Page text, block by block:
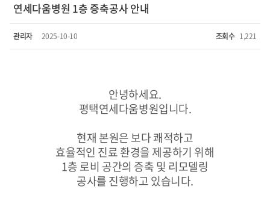
연세다움병원 1층 증축공사 안내
관리자 2025-10-10 조회수 1,221
안녕하세요.
평택연세다움병원입니다.
현재 본원은 보다 쾌적하고
효율적인 진료 환경을 제공하기 위해
1층 로비 공간의 증축 및 리모델링
공사를 진행하고 있습니다.